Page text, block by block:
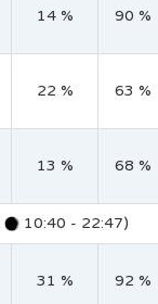
14 % 90 %
22 % 63 %
13 % 68 %
10:40 - 22:47)
31 % 92 %